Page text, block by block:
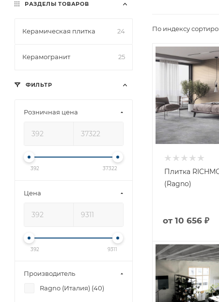
По индексу
Плитка
(Ragno)
от 10 656 ₽
РАЗДЕЛЫ ТОВАРОВ
Керамическая плитка 24
Керамогранит 25
ФИЛЬТР
Розничная цена
392 37322
Цена
392 9311
Производитель
Ragno (Италия) (40)